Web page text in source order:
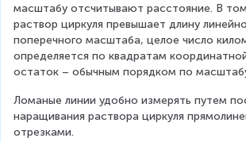
масштабу отсчитывают расстояние. В том
раствор циркуля превышает длину
поперечного масштаба, целое число
определяется по квадратам
остаток – обычным порядком по
Ломаные линии удобно измерять путем
наращивания раствора циркуля
отрезками.